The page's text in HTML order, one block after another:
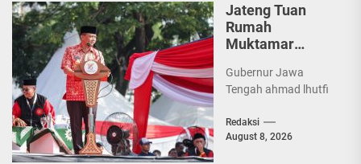
Jateng Tuan
Rumah
Muktamar
Ahmad Luthfi
Dorong Pencak
Penguat
Persatuan
Gubernur Jawa
Tengah ahmad lhutfi
Redaksi
August 8, 2026